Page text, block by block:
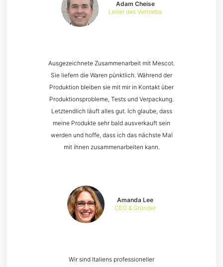
Wir sind Italiens professioneller
Amanda Lee
CEO & Gründer
Ausgezeichnete Zusammenarbeit mit Mescot.
Sie liefern die Waren pünktlich. Während der
Produktion bleiben sie mit mir in Kontakt über
Produktionsprobleme, Tests und Verpackung.
Letztendlich läuft alles gut. Ich glaube, dass
meine Produkte sehr bald ausverkauft sein
werden und hoffe, dass ich das nächste Mal
mit ihnen zusammenarbeiten kann.
Adam Cheise
Leiter des Vertriebs